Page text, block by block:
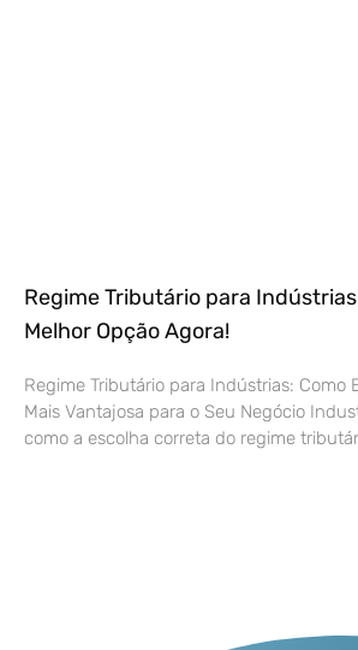
Regime Tributário para
Melhor Opção Agora!
Regime Tributário para Indústrias: Como
Mais Vantajosa para o Seu Negócio
como a escolha correta do regime